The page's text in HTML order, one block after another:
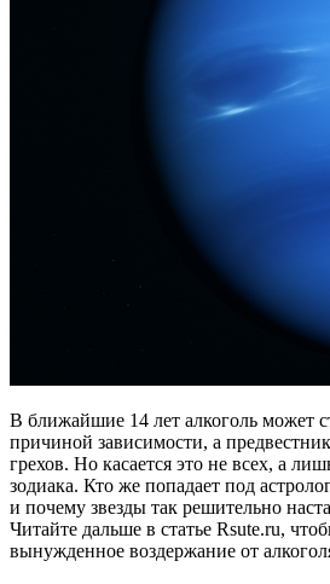
В ближайшие 14 лет алкоголь может
причиной зависимости, а
грехов. Но касается это не всех, а
зодиака. Кто же попадает под
и почему звезды так решительно
Читайте дальше в статье Rsute.ru,
вынужденное воздержание от